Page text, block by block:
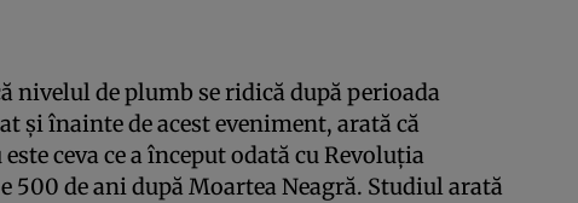
nivelul de plumb se ridică după perioada
şi înainte de acest eveniment, arată că
ceva ce a început odată cu Revoluţia
500 de ani după Moartea Neagră. Studiul arată